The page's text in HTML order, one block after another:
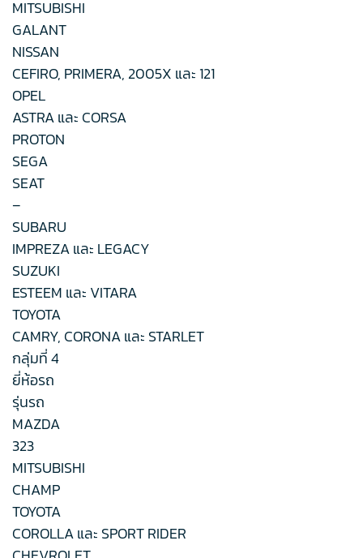
MITSUBISHI
GALANT
NISSAN
CEFIRO, PRIMERA, 2005X และ 121
OPEL
ASTRA และ CORSA
PROTON
SEGA
SEAT
–
SUBARU
IMPREZA และ LEGACY
SUZUKI
ESTEEM และ VITARA
TOYOTA
CAMRY, CORONA และ STARLET
กลุ่มที่ 4
ยี่ห้อรถ
รุ่นรถ
MAZDA
323
MITSUBISHI
CHAMP
TOYOTA
COROLLA และ SPORT RIDER